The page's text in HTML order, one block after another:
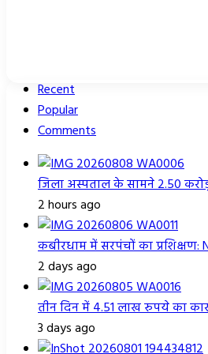
Recent
Popular
Comments
जिला अस्पताल के सामने 2.50
2 hours ago
कबीरधाम में सरपंचों का
2 days ago
तीन दिन में 4.51 लाख रुपये का
3 days ago